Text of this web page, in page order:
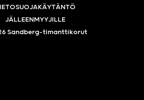
JÄLLEENMYYJILLE
Sandberg-timanttikorut